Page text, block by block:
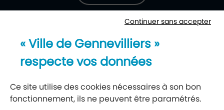
Newsletter
Continuer sans accepter
« Ville de Gennevilliers »
respecte vos données
Ce site utilise des cookies nécessaires à son bon
fonctionnement, ils ne peuvent être paramétrés.